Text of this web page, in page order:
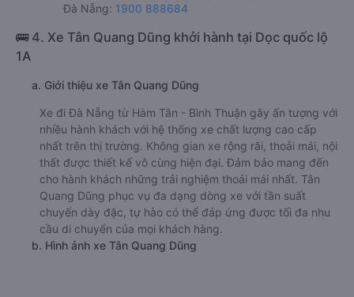
Đà Nẵng: 1900 888684
🚌 4. Xe Tân Quang Dũng khởi hành tại Dọc quốc lộ
1A
a. Giới thiệu xe Tân Quang Dũng
Xe đi Đà Nẵng từ Hàm Tân - Bình Thuận gây ấn tượng với
nhiều hành khách với hệ thống xe chất lượng cao cấp
nhất trên thị trường. Không gian xe rộng rãi, thoải mái, nội
thất được thiết kế vô cùng hiện đại. Đảm bảo mang đến
cho hành khách những trải nghiệm thoải mái nhất. Tân
Quang Dũng phục vụ đa dạng dòng xe với tần suất
chuyến dày đặc, tự hào có thể đáp ứng được tối đa nhu
cầu di chuyển của mọi khách hàng.
b. Hình ảnh xe Tân Quang Dũng